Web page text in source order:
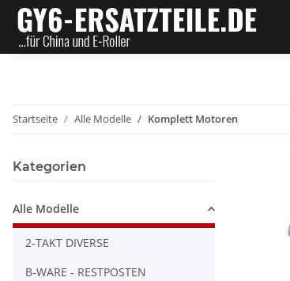
Startseite Alle Modelle Komplett Motoren
Kategorien
Alle Modelle
2-TAKT DIVERSE
B-WARE - RESTPOSTEN